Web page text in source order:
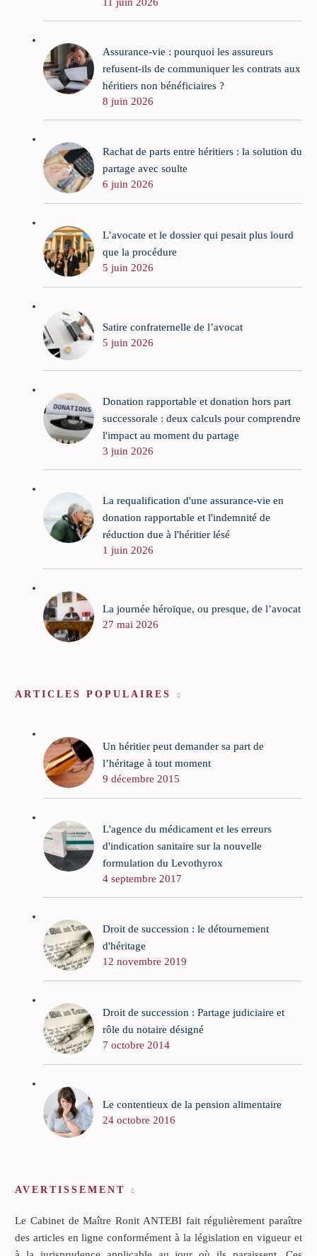
Assurance-vie : pourquoi les assureurs
refusent-ils de communiquer les contrats aux
héritiers non bénéficiaires ?
8 juin 2026
Rachat de parts entre héritiers : la solution du
partage avec soulte
6 juin 2026
L’avocate et le dossier qui pesait plus lourd
que la procédure
5 juin 2026
Satire confraternelle de l’avocat
5 juin 2026
Donation rapportable et donation hors part
successorale : deux calculs pour comprendre
l'impact au moment du partage
3 juin 2026
La requalification d'une assurance-vie en
donation rapportable et l'indemnité de
réduction due à l'héritier lésé
1 juin 2026
La journée héroïque, ou presque, de l’avocat
27 mai 2026
ARTICLES POPULAIRES
Un héritier peut demander sa part de
l’héritage à tout moment
9 décembre 2015
L'agence du médicament et les erreurs
d'indication sanitaire sur la nouvelle
formulation du Levothyrox
4 septembre 2017
Droit de succession : le détournement
d'héritage
12 novembre 2019
Droit de succession : Partage judiciaire et
rôle du notaire désigné
7 octobre 2014
Le contentieux de la pension alimentaire
24 octobre 2016
AVERTISSEMENT
Le Cabinet de Maître Ronit ANTEBI fait régulièrement paraître
des articles en ligne conformément à la législation en vigueur et